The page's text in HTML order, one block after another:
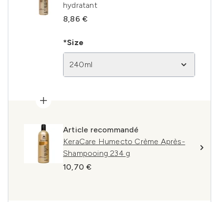
hydratant
8,86 €
*Size
240ml
Article recommandé
KeraCare Humecto Crème Après-
Shampooing 234 g
10,70 €